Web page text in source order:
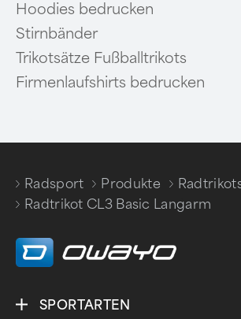
Hoodies bedrucken
Stirnbänder
Trikotsätze Fußballtrikots
Firmenlaufshirts bedrucken
Radsport
/
Produkte
/
/
Radtrikot CL3 Basic Langarm
SPORTARTEN